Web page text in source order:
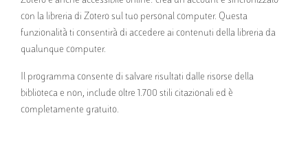
con la libreria di Zotero sul tuo personal computer. Questa
funzionalità ti consentirà di accedere ai contenuti della libreria da
qualunque computer.
Il programma consente di salvare risultati dalle risorse della
biblioteca e non, include oltre 1.700 stili citazionali ed è
completamente gratuito.